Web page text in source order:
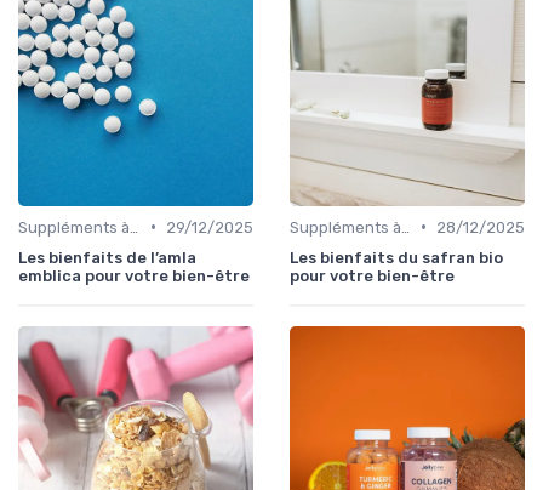
•
29/12/2025
Les bienfaits de l’amla
emblica pour votre bien-être
•
28/12/2025
Les bienfaits du safran bio
pour votre bien-être